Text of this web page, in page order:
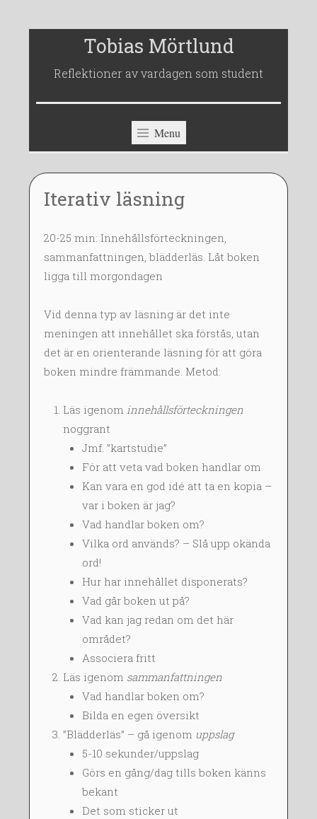
content
Tobias Mörtlund
Reflektioner av vardagen som student
Menu
Iterativ läsning
9
J
A
2
0
1
O
B
I
S
M
Ö
20-25 min: Innehållsförteckningen,
sammanfattningen, blädderläs. Låt boken
ligga till morgondagen
Vid denna typ av läsning är det inte
meningen att innehållet ska förstås, utan
det är en orienterande läsning för att göra
boken mindre främmande. Metod:
Läs igenom innehållsförteckningen
noggrant
Jmf. ”kartstudie”
För att veta vad boken handlar om
Kan vara en god idé att ta en kopia –
var i boken är jag?
Vad handlar boken om?
Vilka ord används? – Slå upp okända
ord!
Hur har innehållet disponerats?
Vad går boken ut på?
Vad kan jag redan om det här
området?
Associera fritt
Läs igenom sammanfattningen
Vad handlar boken om?
Bilda en egen översikt
”Blädderläs” – gå igenom uppslag
5-10 sekunder/uppslag
Görs en gång/dag tills boken känns
bekant
Det som sticker ut